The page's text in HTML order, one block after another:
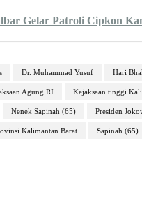
Gelar Patroli Cipkon
Dr. Muhammad Yusuf Hari
Agung RI Kejaksaan tinggi
Nenek Sapinah (65) Presiden
Kalimantan Barat Sapinah (65)